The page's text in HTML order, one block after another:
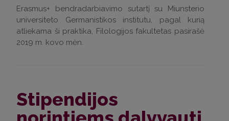
Erasmus+ bendradarbiavimo sutartį su Miunsterio
universiteto Germanistikos institutu, pagal kurią
atliekama ši praktika, Filologijos fakultetas pasirašė
2019 m. kovo mėn.
Stipendijos